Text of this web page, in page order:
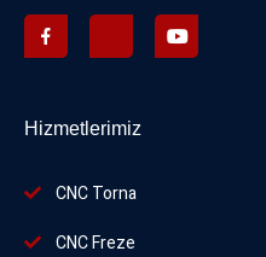
Hizmetlerimiz
CNC Torna
CNC Freze